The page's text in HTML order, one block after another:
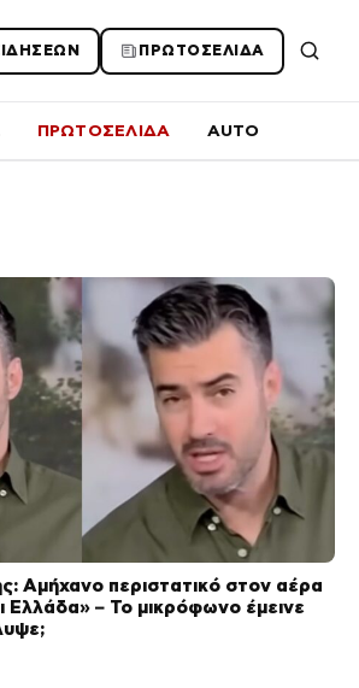
ΠΡΩΤΟΣΕΛΙΔΑ
ΠΡΩΤΟΣΕΛΙΔΑ AUTO
Αμήχανο περιστατικό στον αέρα
Ελλάδα» – Το μικρόφωνο έμεινε